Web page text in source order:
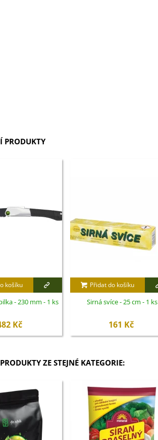
PRODUKTY
košíku
- 230 mm - 1 ks
Kč
Přidat do košíku
Sirná svíce - 25 cm - 1 ks
161 Kč
ZE STEJNÉ KATEGORIE: